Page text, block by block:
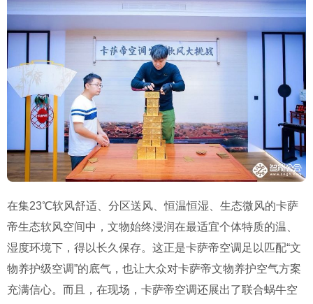
在集23℃软风舒适、分区送风、恒温恒湿、生态微风的卡萨
帝生态软风空间中，文物始终浸润在最适宜个体特质的温、
湿度环境下，得以长久保存。 这正是卡萨帝空调足以匹配“文
物养护级空调”的底气，也让大众对卡萨帝文物养护空气方案
充满信心。而且，在现场，卡萨帝空调还展出了联合蜗牛空